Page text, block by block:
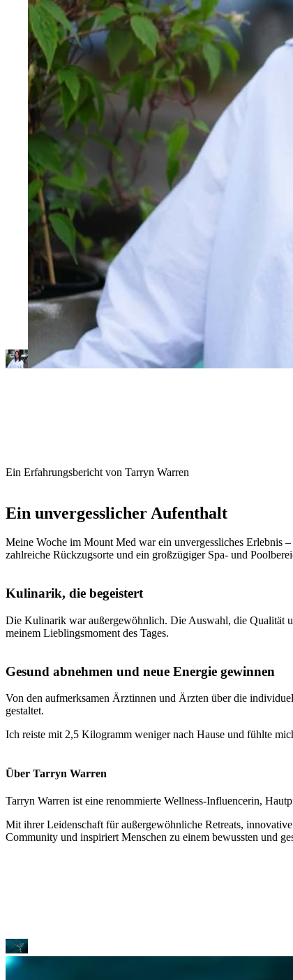
Ein Erfahrungsbericht von Tarryn Warren
Ein unvergesslicher Aufenthalt
Meine Woche im Mount Med war ein unvergessliches Erlebnis
zahlreiche Rückzugsorte und ein großzügiger Spa- und
Kulinarik, die begeistert
Die Kulinarik war außergewöhnlich. Die Auswahl, die Qualität
meinem Lieblingsmoment des Tages.
Gesund abnehmen und neue Energie gewinnen
Von den aufmerksamen Ärztinnen und Ärzten über die
gestaltet.
Ich reiste mit 2,5 Kilogramm weniger nach Hause und fühlte
Über Tarryn Warren
Tarryn Warren ist eine renommierte Wellness-Influencerin,
Mit ihrer Leidenschaft für außergewöhnliche Retreats,
Community und inspiriert Menschen zu einem bewussten und